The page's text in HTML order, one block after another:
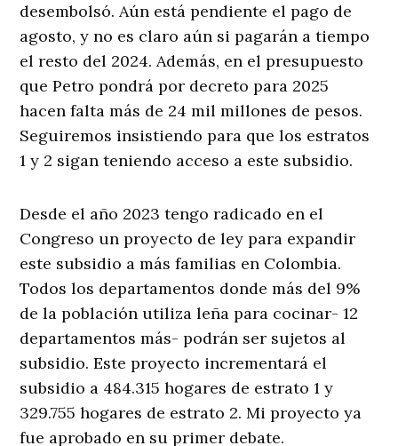
desembolsó. Aún está pendiente el pago de
agosto, y no es claro aún si pagarán a tiempo
el resto del 2024. Además, en el presupuesto
que Petro pondrá por decreto para 2025
hacen falta más de 24 mil millones de pesos.
Seguiremos insistiendo para que los estratos
1 y 2 sigan teniendo acceso a este subsidio.
Desde el año 2023 tengo radicado en el
Congreso un proyecto de ley para expandir
este subsidio a más familias en Colombia.
Todos los departamentos donde más del 9%
de la población utiliza leña para cocinar- 12
departamentos más- podrán ser sujetos al
subsidio. Este proyecto incrementará el
subsidio a 484.315 hogares de estrato 1 y
329.755 hogares de estrato 2. Mi proyecto ya
fue aprobado en su primer debate.